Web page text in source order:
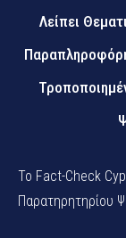
Λείπει
Το Fact-Check
Παρατηρητηρίου